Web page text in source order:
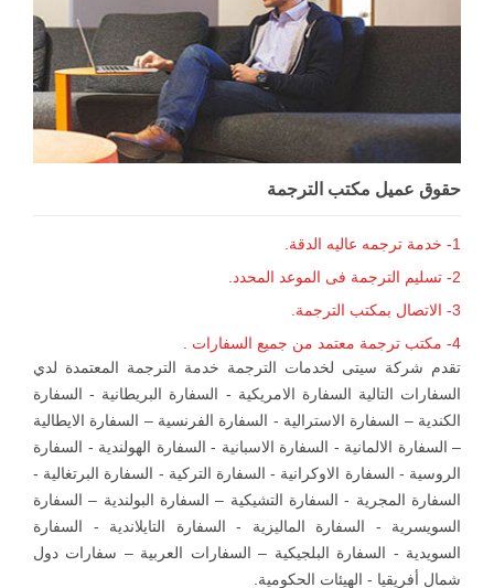
حقوق عميل مكتب الترجمة
1- خدمة ترجمه عاليه الدقة.
2- تسليم الترجمة فى الموعد المحدد.
3- الاتصال بمكتب الترجمة.
4- مكتب ترجمة معتمد من جميع السفارات .
تقدم شركة سيتى لخدمات الترجمة خدمة الترجمة المعتمدة لدي
السفارات التالية السفارة الامريكية - السفارة البريطانية - السفارة
الكندية – السفارة الاسترالية - السفارة الفرنسية – السفارة الايطالية
– السفارة الالمانية - السفارة الاسبانية - السفارة الهولندية - السفارة
الروسية - السفارة الاوكرانية - السفارة التركية - السفارة البرتغالية -
السفارة المجرية - السفارة التشيكية – السفارة البولندية – السفارة
السويسرية - السفارة الماليزية - السفارة التايلاندية - السفارة
السويدية - السفارة البلجيكية – السفارات العربية – سفارات دول
شمال أفريقيا - الهيئات الحكومية.